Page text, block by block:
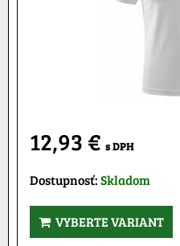
12,93 € s DPH
Dostupnosť:Skladom
VYBERTE VARIANT